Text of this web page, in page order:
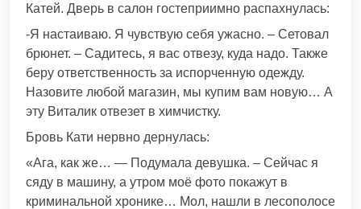
Катей. Дверь в салон гостеприимно распахнулась:
-Я настаиваю. Я чувствую себя ужасно. – Сетовал
брюнет. – Садитесь, я вас отвезу, куда надо. Также
беру ответственность за испорченную одежду.
Назовите любой магазин, мы купим вам новую… А
эту Виталик отвезет в химчистку.
Бровь Кати нервно дернулась:
«Ага, как же… — Подумала девушка. – Сейчас я
сяду в машину, а утром моё фото покажут в
криминальной хронике… Мол, нашли в лесополосе